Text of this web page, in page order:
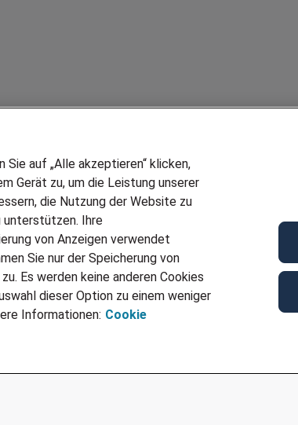
Sie auf „Alle akzeptieren“ klicken,
Gerät zu, um die Leistung unserer
die Nutzung der Website zu
unterstützen. Ihre
von Anzeigen verwendet
Sie nur der Speicherung von
Es werden keine anderen Cookies
dieser Option zu einem weniger
Informationen: Cookie